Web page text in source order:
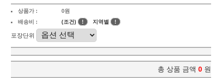
상품가 :
0원
배송비 :
(조건) ! 지역별 !
포장단위
총 상품 금액 0 원